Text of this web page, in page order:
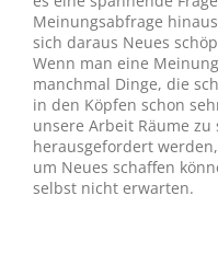
Meinungsabfrage
sich daraus Neues
Wenn man eine
manchmal Dinge, die
in den Köpfen schon
unsere Arbeit Räume
herausgefordert
um Neues schaffen
selbst nicht erwarten.